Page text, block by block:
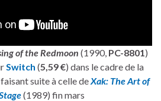
of the Redmoon (1990, PC-8801 )
Switch (5,59 €) dans le cadre de la
suite à celle de Xak: The Art of
(1989) fin mars